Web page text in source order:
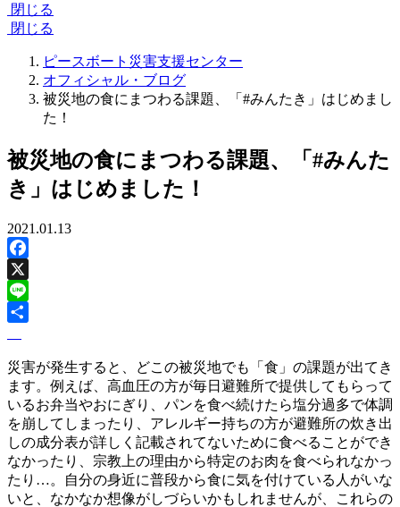
閉じる
閉じる
ピースボート災害支援センター
オフィシャル・ブログ
被災地の食にまつわる課題、「#みんたき」はじめまし
た！
被災地の食にまつわる課題、「#みんた
き」はじめました！
2021.01.13
Facebook
X
Line
災害が発生すると、どこの被災地でも「食」の課題が出てき
ます。例えば、高血圧の方が毎日避難所で提供してもらって
いるお弁当やおにぎり、パンを食べ続けたら塩分過多で体調
を崩してしまったり、アレルギー持ちの方が避難所の炊き出
しの成分表が詳しく記載されてないために食べることができ
なかったり、宗教上の理由から特定のお肉を食べられなかっ
たり…。自分の身近に普段から食に気を付けている人がいな
いと、なかなか想像がしづらいかもしれませんが、これらの